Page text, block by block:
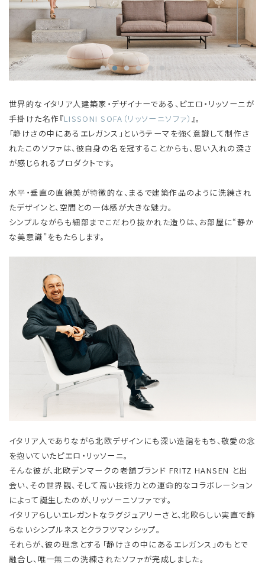
世界的なイタリア人建築家・デザイナーである、ピエロ・リッソーニが
手掛けた名作『LISSONI SOFA（リッソーニソファ） 』。
「静けさの中にあるエレガンス」というテーマを強く意識して制作さ
れたこのソファは、彼自身の名を冠することからも、思い入れの深さ
が感じられるプロダクトです。
水平・垂直の直線美が特徴的な、まるで建築作品のように洗練され
たデザインと、空間との一体感が大きな魅力。
シンプルながらも細部までこだわり抜かれた造りは、お部屋に“静か
な美意識”をもたらします。
イタリア人でありながら北欧デザインにも深い造詣をもち、敬愛の念
を抱いていたピエロ・リッソーニ。
そんな彼が、北欧デンマークの老舗ブランド FRITZ HANSEN と出
会い、その世界観、そして高い技術力との運命的なコラボレーション
によって誕生したのが、リッソーニソファです。
イタリアらしいエレガントなラグジュアリーさと、北欧らしい実直で飾
らないシンプルネスとクラフツマンシップ。
それらが、彼の理念とする「静けさの中にあるエレガンス」のもとで
融合し、唯一無二の洗練されたソファが完成しました。